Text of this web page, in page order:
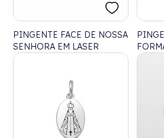
PINGENTE FACE DE NOSSA
SENHORA EM LASER